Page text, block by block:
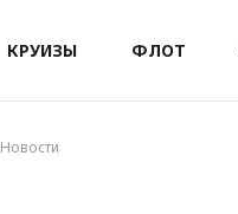
КРУИЗЫ ФЛОТ
Новости